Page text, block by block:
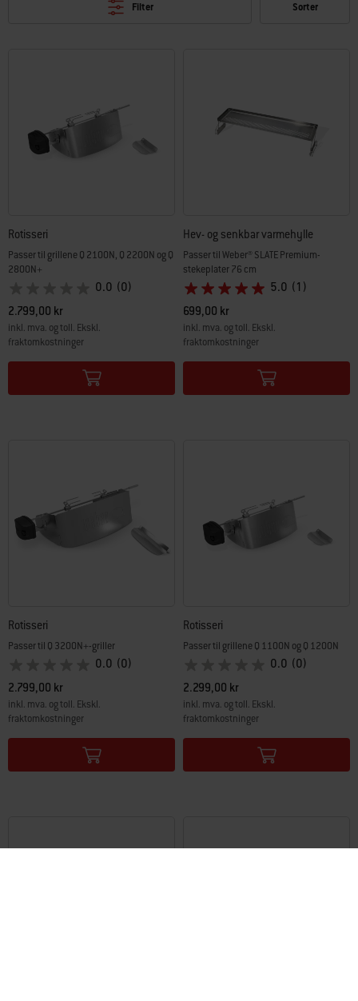
Filter Sorter
Rotisseri
Passer til grillene Q 2100N, Q 2200N og Q
2800N+
0.0 (0)
2.799,00 kr
inkl. mva. og toll. Ekskl.
fraktomkostninger
Color Options
Hev- og senkbar varmehylle
Passer til Weber® SLATE Premium-
stekeplater 76 cm
5.0 (1)
699,00 kr
inkl. mva. og toll. Ekskl.
fraktomkostninger
Color Options
Rotisseri
Passer til Q 3200N+-griller
0.0 (0)
2.799,00 kr
inkl. mva. og toll. Ekskl.
fraktomkostninger
Color Options
Rotisseri
Passer til grillene Q 1100N og Q 1200N
0.0 (0)
2.299,00 kr
inkl. mva. og toll. Ekskl.
fraktomkostninger
Color Options